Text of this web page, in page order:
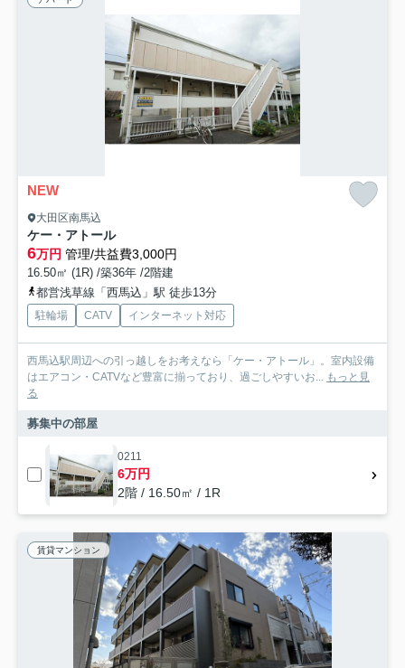
NEW
大田区南馬込
ケー・アトール
6万円 管理/共益費3,000円
16.50㎡ (1R) /築36年 /2階建
都営浅草線「西馬込」駅 徒歩13分
駐輪場 CATV インターネット対応
西馬込駅周辺への引っ越しをお考えなら「ケー・アトール」。室内設備
はエアコン・CATVなど豊富に揃っており、過ごしやすいお... もっと見
る
募集中の部屋
0211
6万円
2階 / 16.50㎡ / 1R
賃貸マンション